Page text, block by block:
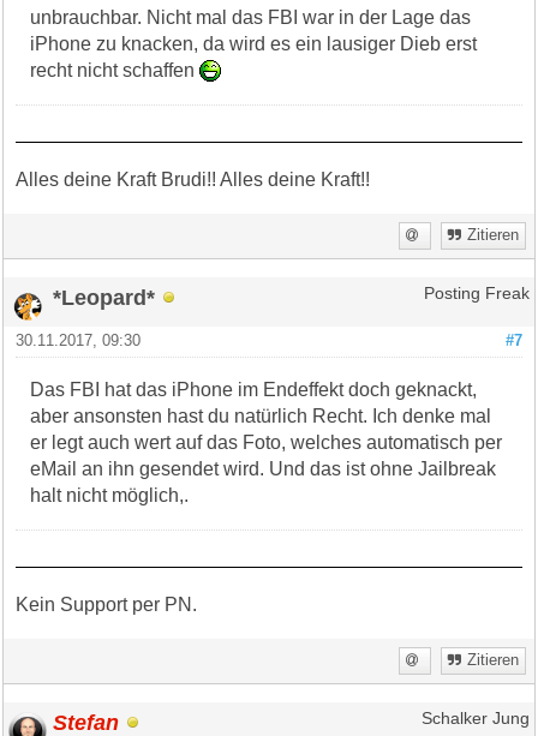
unbrauchbar. Nicht mal das FBI war in der Lage das
iPhone zu knacken, da wird es ein lausiger Dieb erst
recht nicht schaffen
Alles deine Kraft Brudi!! Alles deine Kraft!!
Zitieren
*Leopard* Posting Freak
#7
30.11.2017, 09:30
Das FBI hat das iPhone im Endeffekt doch geknackt,
aber ansonsten hast du natürlich Recht. Ich denke mal
er legt auch wert auf das Foto, welches automatisch per
eMail an ihn gesendet wird. Und das ist ohne Jailbreak
halt nicht möglich,.
Kein Support per PN.
Zitieren
Stefan Schalker Jung